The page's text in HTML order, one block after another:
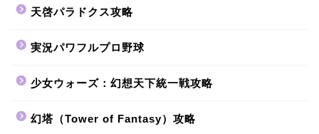
天啓パラドクス攻略
実況パワフルプロ野球
少女ウォーズ：幻想天下統一戦攻略
幻塔（Tower of Fantasy）攻略